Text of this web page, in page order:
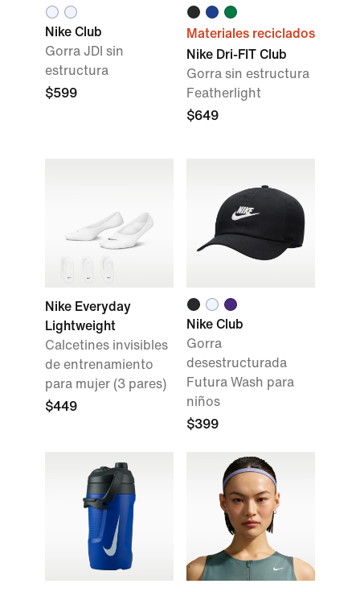
Nike Club
Gorra JDI sin
estructura
$599
Materiales reciclados
Nike Dri-FIT Club
Gorra sin estructura
Featherlight
$649
Nike Everyday
Lightweight
Calcetines invisibles
de entrenamiento
para mujer (3 pares)
$449
Nike Club
Gorra
desestructurada
Futura Wash para
niños
$399